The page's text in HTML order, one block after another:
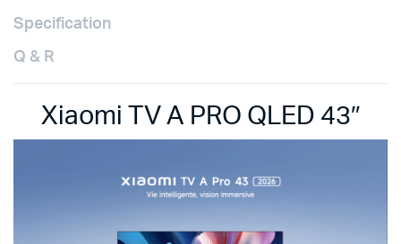
Specification
Q & R
Xiaomi TV A PRO QLED 43″